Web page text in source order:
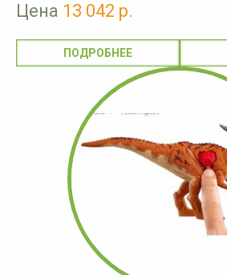
Цена 13 042 р.
ПОДРОБНЕЕ